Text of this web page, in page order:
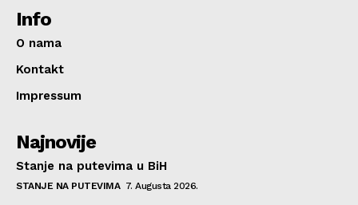
Info
O nama
Kontakt
Impressum
Najnovije
Stanje na putevima u BiH
STANJE NA PUTEVIMA 7. Augusta 2026.